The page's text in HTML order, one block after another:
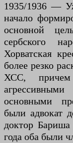
1935/1936 —
начало
основной
сербского
Хорватская
более резко
ХСС, причем
основными
были адвокат
доктор
года оба были